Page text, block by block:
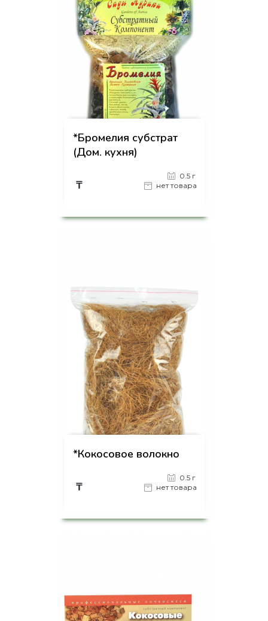
*Бромелия субстрат
(Дом. кухня)
₸
0.5 г
нет товара
*Кокосовое волокно
₸
0.5 г
нет товара